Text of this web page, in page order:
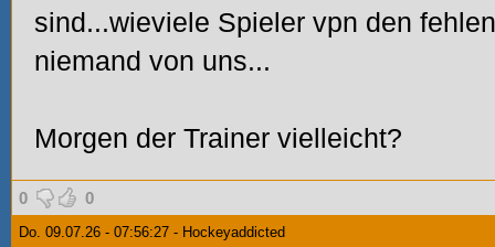
sind...wieviele Spieler vpn den
niemand von uns...
Morgen der Trainer vielleicht?
0 0
Do. 09.07.26 - 07:56:27 - Hockeyaddicted